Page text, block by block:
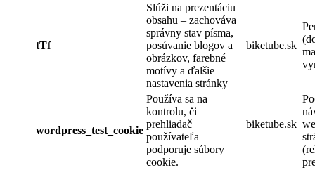
tTf
Slúži na prezentáciu
obsahu – zachováva
správny stav písma,
posúvanie blogov a
obrázkov, farebné
motívy a ďalšie
nastavenia stránky
biketube.sk
wordpress_test_cookie
Používa sa na
kontrolu, či
prehliadač
používateľa
podporuje súbory
cookie.
biketube.sk